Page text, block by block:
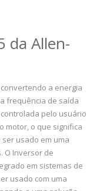
da Allen-
a energia
frequência de saída
pelo usuário
motor, o que significa
ser usado em uma
O Inversor de
em sistemas de
usado com uma